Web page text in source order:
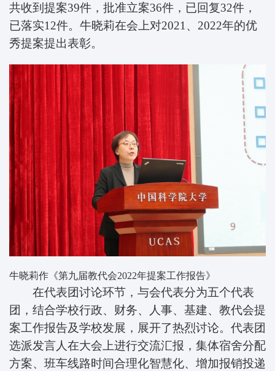
共收到提案39件，批准立案36件，已回复32件，
已落实12件。牛晓莉在会上对2021、2022年的优
秀提案提出表彰。
牛晓莉作《第九届教代会2022年提案工作报告》
在代表团讨论环节，与会代表分为五个代表
团，结合学校行政、财务、人事、基建、教代会提
案工作报告及学校发展，展开了热烈讨论。代表团
选派发言人在大会上进行交流汇报，集体宿舍分配
方案、班车线路时间合理化智慧化、增加报销投递